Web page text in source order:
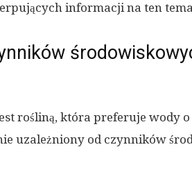
informacji na ten
rośliną, która preferuje wody
uzależniony od czynników